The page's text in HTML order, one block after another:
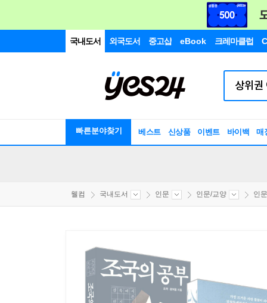
국내도서 외국도서 중고샵 eBook 크레마클럽
빠른분야찾기 베스트 신상품 이벤트 바이백 매
웰컴 국내도서 인문 인문/교양 인